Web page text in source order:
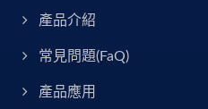
產品介紹
常見問題(FaQ)
產品應用